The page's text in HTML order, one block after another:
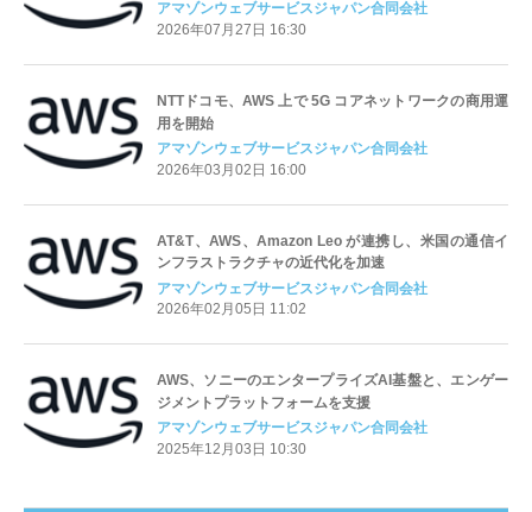
リージョンで提供開始
アマゾンウェブサービスジャパン合同会社
2026年07月27日 16:30
NTTドコモ、AWS 上で 5G コアネットワークの商用運
用を開始
アマゾンウェブサービスジャパン合同会社
2026年03月02日 16:00
AT&T、AWS、Amazon Leo が連携し、米国の通信イ
ンフラストラクチャの近代化を加速
アマゾンウェブサービスジャパン合同会社
2026年02月05日 11:02
AWS、ソニーのエンタープライズAI基盤と、エンゲー
ジメントプラットフォームを支援
アマゾンウェブサービスジャパン合同会社
2025年12月03日 10:30